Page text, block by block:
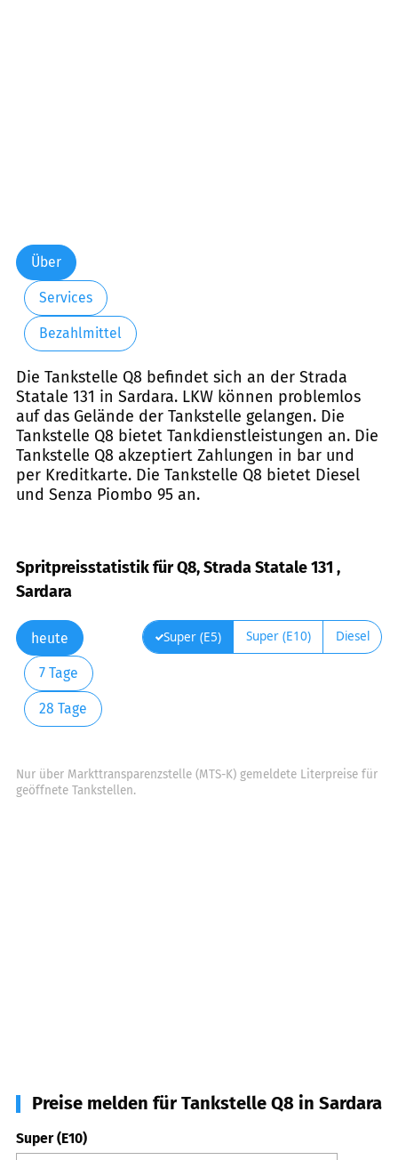
Über
Services
Bezahlmittel
Die Tankstelle Q8 befindet sich an der Strada
Statale 131 in Sardara. LKW können problemlos
auf das Gelände der Tankstelle gelangen. Die
Tankstelle Q8 bietet Tankdienstleistungen an. Die
Tankstelle Q8 akzeptiert Zahlungen in bar und
per Kreditkarte. Die Tankstelle Q8 bietet Diesel
und Senza Piombo 95 an.
Spritpreisstatistik für Q8, Strada Statale 131 ,
Sardara
heute
7 Tage
28 Tage
Super (E5) Super (E10) Diesel
Nur über Markttransparenzstelle (MTS-K) gemeldete Literpreise für
geöffnete Tankstellen.
Preise melden für Tankstelle Q8 in Sardara
Super (E10)